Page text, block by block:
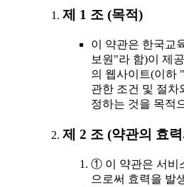
제 1 조 (목적)
이 약관은 한국교
보원"라 함)이 제
의 웹사이트(이하
관한 조건 및 절차
정하는 것을 목적
제 2 조 (약관의 효
① 이 약관은 서비
으로써 효력을 발